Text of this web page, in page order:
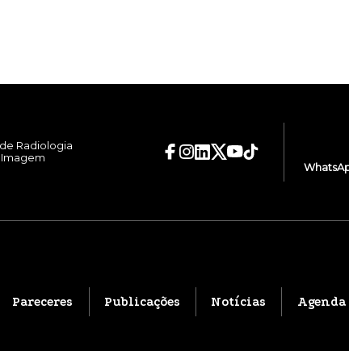
Radiologia
Pareceres Publicações Notícias Agenda